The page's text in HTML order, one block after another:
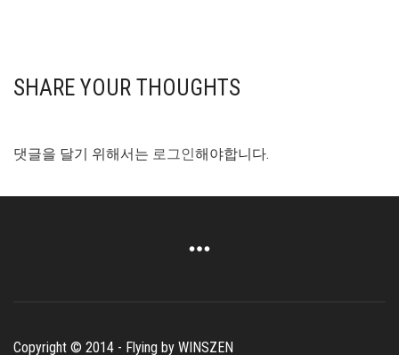
SHARE YOUR THOUGHTS
댓글을 달기 위해서는 로그인해야합니다.
Copyright © 2014 - Flying by WINSZEN